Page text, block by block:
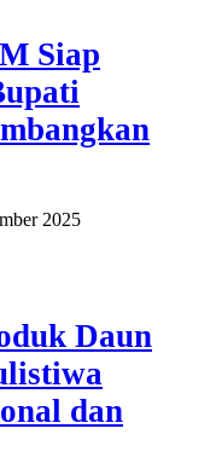
Siap
2025
Daun
dan